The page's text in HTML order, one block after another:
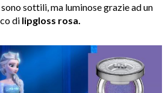
sottili, ma luminose grazie ad un
di lipgloss rosa.